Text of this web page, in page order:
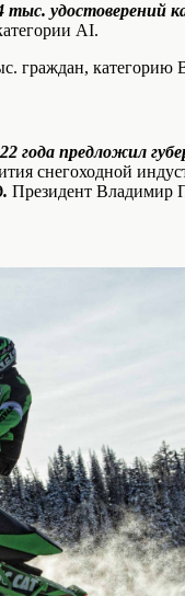
тыс. удостоверений
АI.
граждан,
года предложил
снегоходной
Президент Владимир